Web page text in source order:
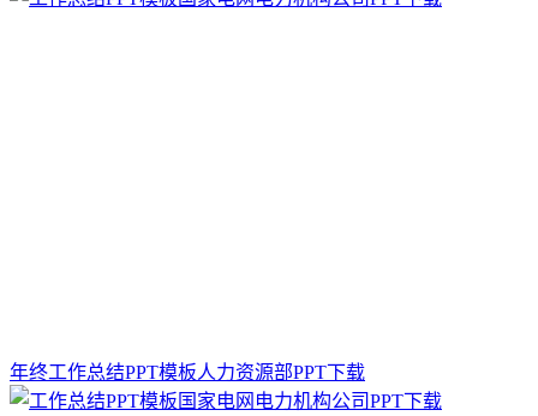
年终工作总结PPT模板人力资源部PPT下载